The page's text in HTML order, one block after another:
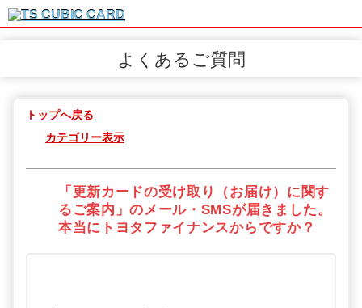
よくあるご質問
トップへ戻る
カテゴリー表示
「更新カードの受け取り（お届け）に関す
るご案内」のメール・SMSが届きました。
本当にトヨタファイナンスからですか？